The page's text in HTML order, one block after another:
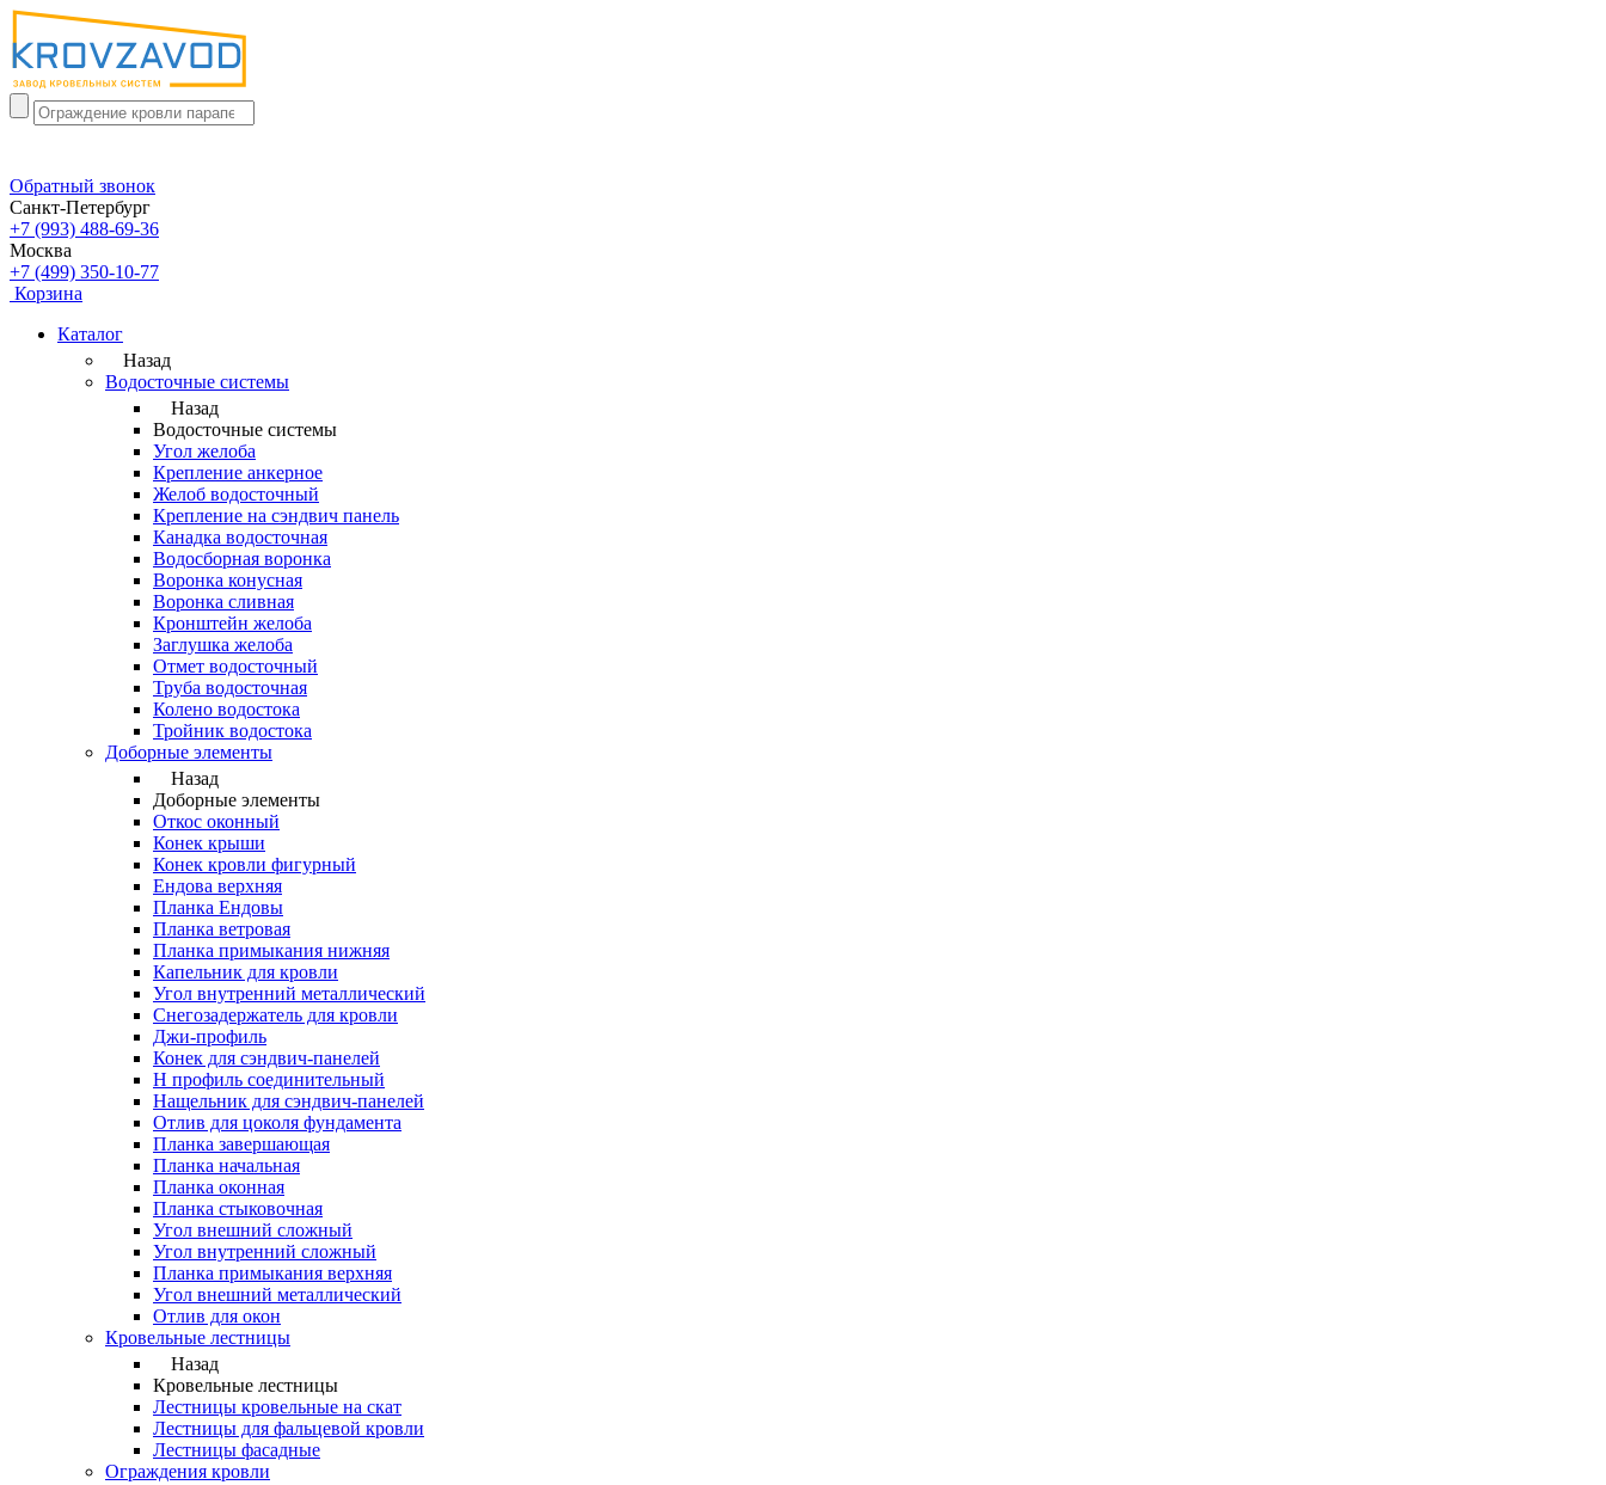
Обратный звонок
Санкт-Петербург
+7 (993) 488-69-36
Москва
+7 (499) 350-10-77
Корзина
Каталог
Назад
Водосточные системы
Назад
Водосточные системы
Угол желоба
Крепление анкерное
Желоб водосточный
Крепление на сэндвич панель
Канадка водосточная
Водосборная воронка
Воронка конусная
Воронка сливная
Кронштейн желоба
Заглушка желоба
Отмет водосточный
Труба водосточная
Колено водостока
Тройник водостока
Доборные элементы
Назад
Доборные элементы
Откос оконный
Конек крыши
Конек кровли фигурный
Ендова верхняя
Планка Ендовы
Планка ветровая
Планка примыкания нижняя
Капельник для кровли
Угол внутренний металлический
Снегозадержатель для кровли
Джи-профиль
Конек для сэндвич-панелей
Н профиль соединительный
Нащельник для сэндвич-панелей
Отлив для цоколя фундамента
Планка завершающая
Планка начальная
Планка оконная
Планка стыковочная
Угол внешний сложный
Угол внутренний сложный
Планка примыкания верхняя
Угол внешний металлический
Отлив для окон
Кровельные лестницы
Назад
Кровельные лестницы
Лестницы кровельные на скат
Лестницы для фальцевой кровли
Лестницы фасадные
Ограждения кровли